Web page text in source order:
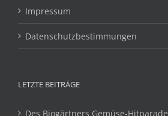
Impressum
Datenschutzbestimmungen
LETZTE BEITRÄGE
Des Biogärtners Gemüse-Hitparade